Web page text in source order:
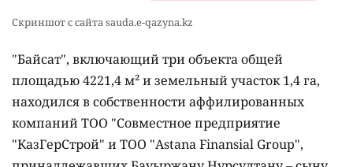
Скриншот с сайта sauda.e-qazyna.kz
"Байсат", включающий три объекта общей
площадью 4221,4 м² и земельный участок 1,4 га,
находился в собственности аффилированных
компаний ТОО "Совместное предприятие
"КазГерСтрой" и ТОО "Astana Finansial Group",